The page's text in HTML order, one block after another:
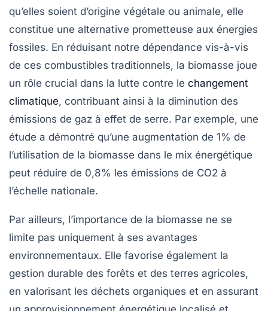
qu’elles soient d’origine végétale ou animale, elle
constitue une alternative prometteuse aux énergies
fossiles. En réduisant notre dépendance vis-à-vis
de ces combustibles traditionnels, la biomasse joue
un rôle crucial dans la lutte contre le changement
climatique, contribuant ainsi à la diminution des
émissions de gaz à effet de serre. Par exemple, une
étude a démontré qu’une augmentation de 1% de
l’utilisation de la biomasse dans le mix énergétique
peut réduire de 0,8% les émissions de CO2 à
l’échelle nationale.
Par ailleurs, l’importance de la biomasse ne se
limite pas uniquement à ses avantages
environnementaux. Elle favorise également la
gestion durable des forêts et des terres agricoles,
en valorisant les déchets organiques et en assurant